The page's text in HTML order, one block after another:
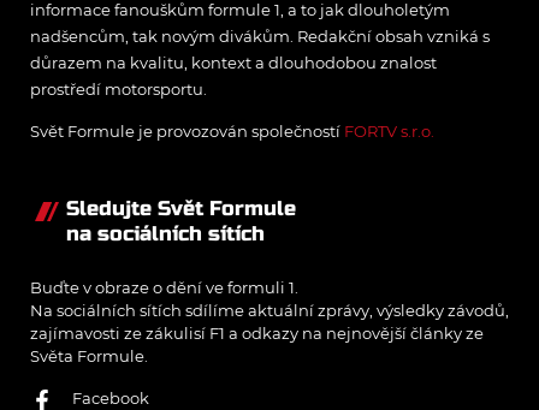
informace fanouškům formule 1, a to jak dlouholetým
nadšencům, tak novým divákům. Redakční obsah vzniká s
důrazem na kvalitu, kontext a dlouhodobou znalost
prostředí motorsportu.
Svět Formule je provozován společností FORTV s.r.o.
Sledujte Svět Formule
na sociálních sítích
Buďte v obraze o dění ve formuli 1.
Na sociálních sítích sdílíme aktuální zprávy, výsledky závodů,
zajímavosti ze zákulisí F1 a odkazy na nejnovější články ze
Světa Formule.
Facebook